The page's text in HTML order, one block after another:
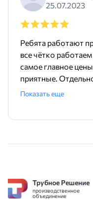
25.07.2023
Ребята работают
все чётко
самое главное
приятные.
менеджеру Родиону!
Показать еще
Трубное Решение
производственное
объединение